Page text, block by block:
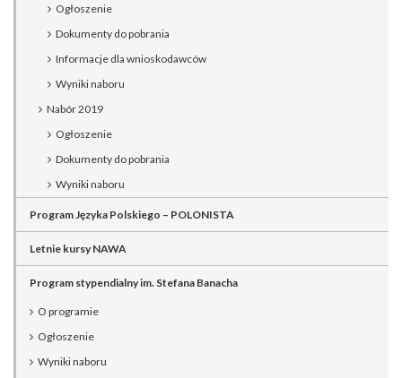
Ogłoszenie
Dokumenty do pobrania
Informacje dla wnioskodawców
Wyniki naboru
Nabór 2019
Ogłoszenie
Dokumenty do pobrania
Wyniki naboru
Program Języka Polskiego – POLONISTA
Letnie kursy NAWA
Program stypendialny im. Stefana Banacha
O programie
Ogłoszenie
Wyniki naboru